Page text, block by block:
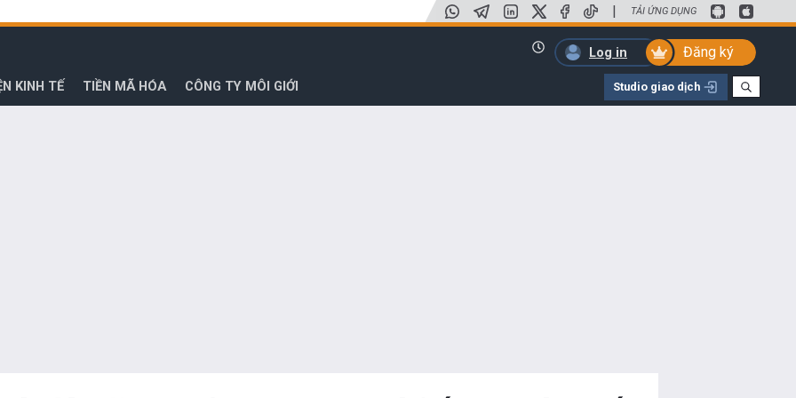
| TẢI ỨNG DỤNG
Log in
Đăng ký
KINH TẾ TIỀN MÃ HÓA CÔNG TY MÔI GIỚI Studio giao dịch